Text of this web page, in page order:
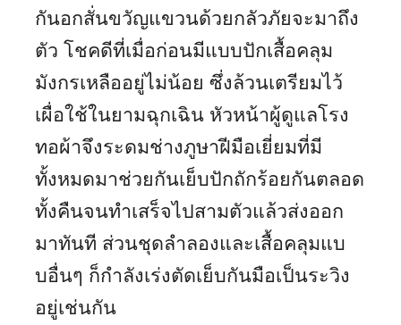
กันอกสั่นขวัญแขวนด้วยกลัวภัยจะมาถึง
ตัว โชคดีที่เมื่อก่อนมีแบบปักเสื้อคลุม
มังกรเหลืออยู่ไม่น้อย ซึ่งล้วนเตรียมไว้
เผื่อใช้ในยามฉุกเฉิน หัวหน้าผู้ดูแลโรง
ทอผ้าจึงระดมช่างภูษาฝีมือเยี่ยมที่มี
ทั้งหมดมาช่วยกันเย็บปักถักร้อยกันตลอด
ทั้งคืนจนทำเสร็จไปสามตัวแล้วส่งออก
มาทันที ส่วนชุดลำลองและเสื้อคลุมแบ
บอื่นๆ ก็กำลังเร่งตัดเย็บกันมือเป็นระวิง
อยู่เช่นกัน